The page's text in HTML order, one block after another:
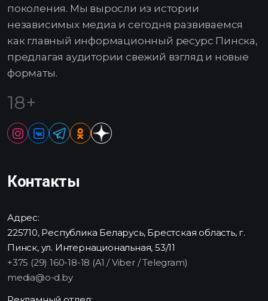
поколения. Мы выросли из истории
независимых медиа и сегодня развиваемся
как главный информационный ресурс Пинска,
предлагая аудитории свежий взгляд и новые
форматы.
18+
Контакты
Адрес:
225710, Республика Беларусь, Брестская область, г.
Пинск, ул. Интернациональная, 53/11
+375 (29) 160-18-18 (A1 / Viber / Telegram)
media@o-d.by